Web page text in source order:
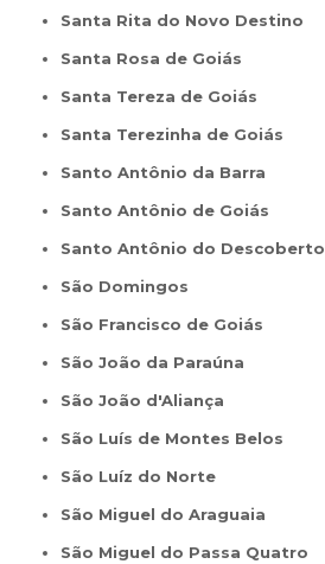
Santa Rita do Novo Destino
Santa Rosa de Goiás
Santa Tereza de Goiás
Santa Terezinha de Goiás
Santo Antônio da Barra
Santo Antônio de Goiás
Santo Antônio do Descoberto
São Domingos
São Francisco de Goiás
São João da Paraúna
São João d'Aliança
São Luís de Montes Belos
São Luíz do Norte
São Miguel do Araguaia
São Miguel do Passa Quatro